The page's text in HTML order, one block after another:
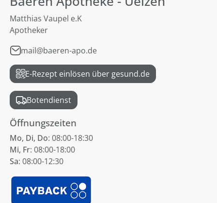
Matthias Vaupel e.K
Apotheker
mail@baeren-apo.de
E-Rezept einlösen über gesund.de
Botendienst
Öffnungszeiten
Mo, Di, Do: 08:00-18:30
Mi, Fr: 08:00-18:00
Sa: 08:00-12:30